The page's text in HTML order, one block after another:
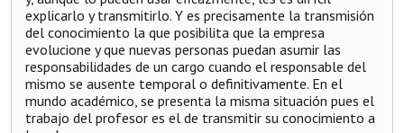
explicarlo y transmitirlo. Y es precisamente la transmisión
del conocimiento la que posibilita que la empresa
evolucione y que nuevas personas puedan asumir las
responsabilidades de un cargo cuando el responsable del
mismo se ausente temporal o definitivamente. En el
mundo académico, se presenta la misma situación pues el
trabajo del profesor es el de transmitir su conocimiento a